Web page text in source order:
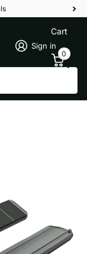
Sign in
Cart
0
Zwart